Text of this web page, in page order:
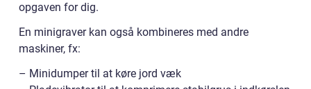
opgaven for dig.
En minigraver kan også kombineres med andre
maskiner, fx:
– Minidumper til at køre jord væk